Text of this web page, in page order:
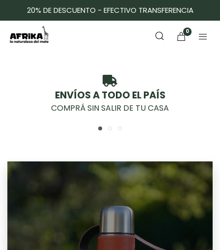
20% DE DESCUENTO - EFECTIVO TRANSFERENCIA
0
ENVÍOS A TODO EL PAÍS
COMPRÁ SIN SALIR DE TU CASA